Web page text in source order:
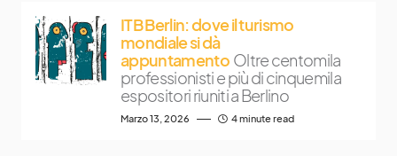
ITB Berlin: dove il turismo
mondiale si dà
appuntamento Oltre centomila
professionisti e più di cinquemila
espositori riuniti a Berlino
Marzo 13, 2026 4 minute read